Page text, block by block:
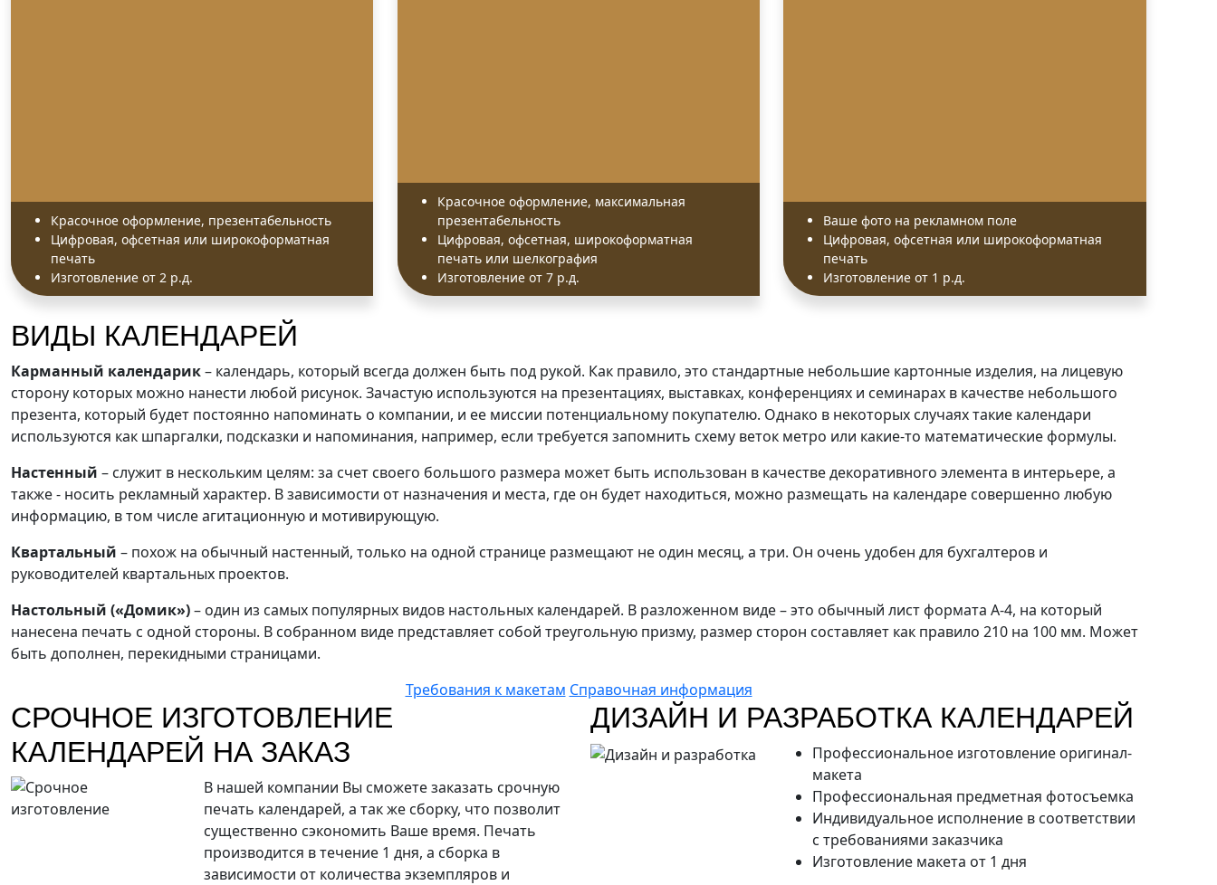
Красочное оформление, презентабельность
Цифровая, офсетная или широкоформатная
печать
Изготовление от 2 р.д.
Красочное оформление, максимальная
презентабельность
Цифровая, офсетная, широкоформатная
печать или шелкография
Изготовление от 7 р.д.
Ваше фото на рекламном поле
Цифровая, офсетная или широкоформатная
печать
Изготовление от 1 р.д.
ВИДЫ КАЛЕНДАРЕЙ
Карманный календарик– календарь, который всегда должен быть под рукой. Как правило, это стандартные небольшие картонные изделия, на лицевую
сторону которых можно нанести любой рисунок. Зачастую используются на презентациях, выставках, конференциях и семинарах в качестве небольшого
презента, который будет постоянно напоминать о компании, и ее миссии потенциальному покупателю. Однако в некоторых случаях такие календари
используются как шпаргалки, подсказки и напоминания, например, если требуется запомнить схему веток метро или какие-то математические формулы.
Настенный – служит в нескольким целям: за счет своего большого размера может быть использован в качестве декоративного элемента в интерьере, а
также - носить рекламный характер. В зависимости от назначения и места, где он будет находиться, можно размещать на календаре совершенно любую
информацию, в том числе агитационную и мотивирующую.
Квартальный – похож на обычный настенный, только на одной странице размещают не один месяц, а три. Он очень удобен для бухгалтеров и
руководителей квартальных проектов.
Настольный («Домик»)– один из самых популярных видов настольных календарей. В разложенном виде – это обычный лист формата А-4, на который
нанесена печать с одной стороны. В собранном виде представляет собой треугольную призму, размер сторон составляет как правило 210 на 100 мм. Может
быть дополнен, перекидными страницами.
Требования к макетам Справочная информация
СРОЧНОЕ ИЗГОТОВЛЕНИЕ
КАЛЕНДАРЕЙ НА ЗАКАЗ
В нашей компании Вы сможете заказать срочную
печать календарей, а так же сборку, что позволит
существенно сэкономить Ваше время. Печать
производится в течение 1 дня, а сборка в
зависимости от количества экземпляров и
ДИЗАЙН И РАЗРАБОТКА КАЛЕНДАРЕЙ
Профессиональное изготовление оригинал-
макета
Профессиональная предметная фотосъемка
Индивидуальное исполнение в соответствии
с требованиями заказчика
Изготовление макета от 1 дня